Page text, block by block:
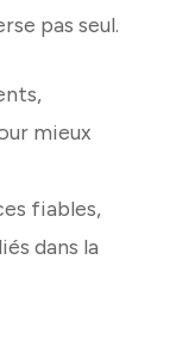
pas seul.
mieux
fiables,
dans la